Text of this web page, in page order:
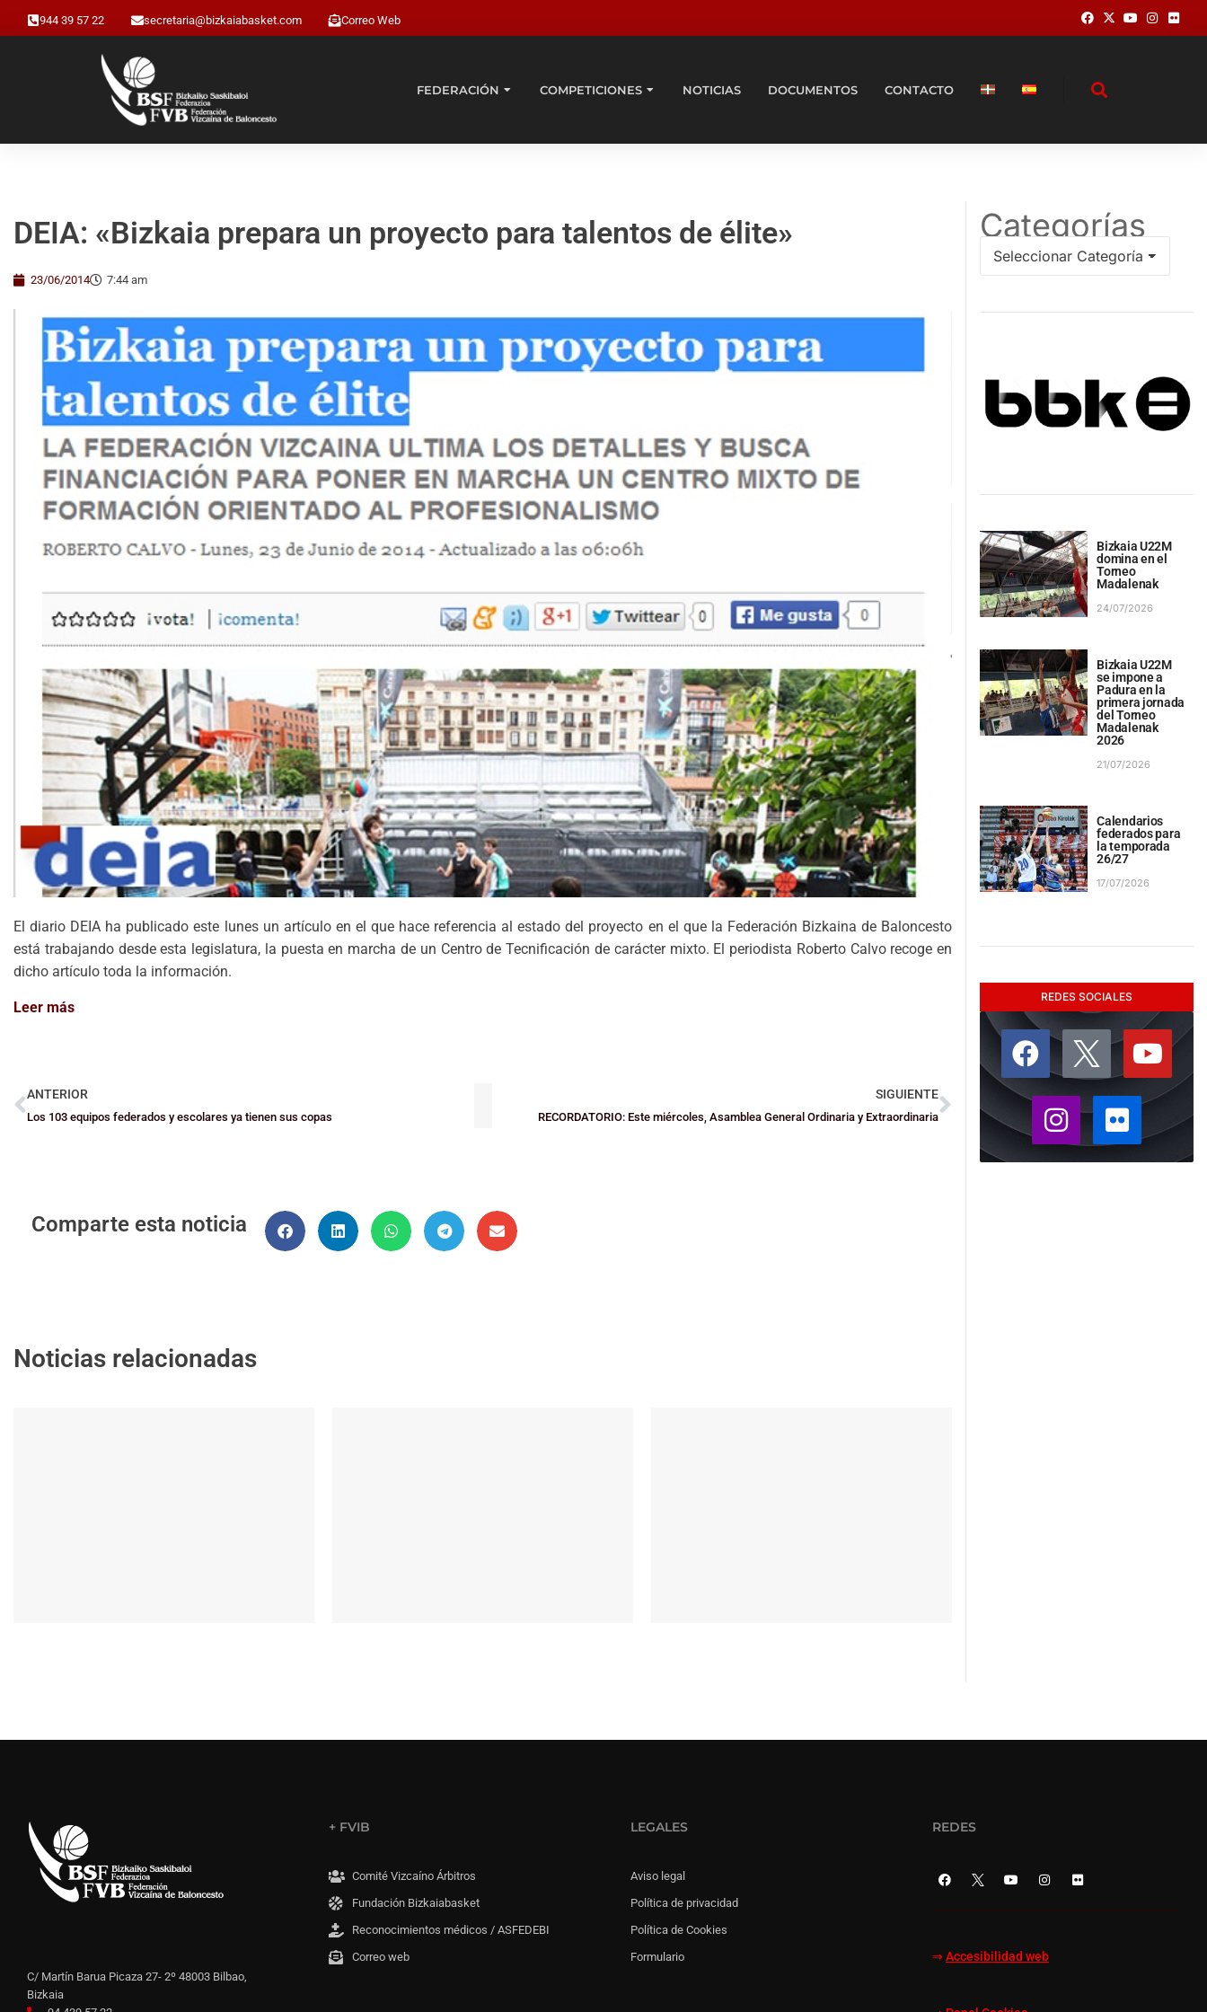
944 39 57 22 secretaria@bizkaiabasket.com Correo Web
FEDERACIÓN COMPETICIONES NOTICIAS DOCUMENTOS CONTACTO
DEIA: «Bizkaia prepara un proyecto para talentos de élite»
23/06/2014 7:44 am
El diario DEIA ha publicado este lunes un artículo en el que hace referencia al estado del proyecto en el que la Federación Bizkaina de Baloncesto
está trabajando desde esta legislatura, la puesta en marcha de un Centro de Tecnificación de carácter mixto. El periodista Roberto Calvo recoge en
dicho artículo toda la información.
Leer más
ANTERIOR
Los 103 equipos federados y escolares ya tienen sus copas
SIGUIENTE
RECORDATORIO: Este miércoles, Asamblea General Ordinaria y Extraordinaria
Comparte esta noticia
Noticias relacionadas
Categorías
Bizkaia U22M
domina en el
Torneo
Madalenak
24/07/2026
Bizkaia U22M
se impone a
Padura en la
primera jornada
del Torneo
Madalenak
2026
21/07/2026
Calendarios
federados para
la temporada
26/27
17/07/2026
REDES SOCIALES
C/ Martín Barua Picaza 27- 2º 48003 Bilbao,
Bizkaia
+ FVIB
Comité Vizcaíno Árbitros
Fundación Bizkaiabasket
Reconocimientos médicos / ASFEDEBI
Correo web
LEGALES
Aviso legal
Política de privacidad
Política de Cookies
Formulario
REDES
⇒ Accesibilidad web